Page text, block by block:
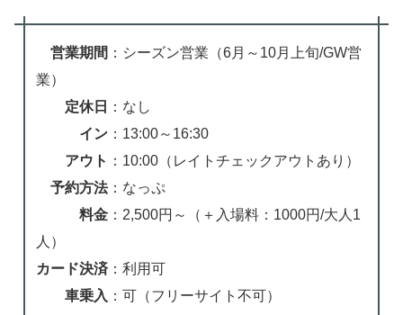
営業期間 ：シーズン営業（6月～10月上旬/GW営
業）
定休日
：なし
イン ：13:00～16:30
アウト ：10:00（レイトチェックアウトあり）
予約方法：なっぷ
料金 ：2,500円～（＋入場料：1000円/大人1
人）
カード決済 ：利用可
車乗入 ：可（フリーサイト不可）